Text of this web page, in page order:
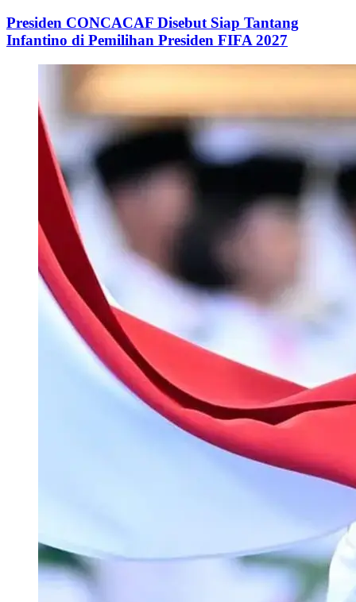
Presiden CONCACAF Disebut Siap Tantang
Infantino di Pemilihan Presiden FIFA 2027